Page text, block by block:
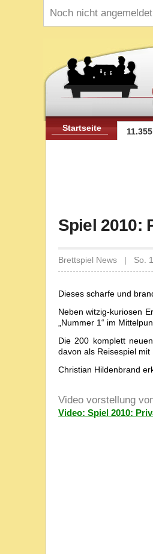
Noch nicht
Startseite
Spiel 2010:
Brettspiel News | So.
Dieses scharfe und
Neben witzig-kuriosen
„Nummer 1“ im
Die 200 komplett
davon als Reisespiel mit
Christian Hildenbrand
Video vorstellung
Video: Spiel 2010: